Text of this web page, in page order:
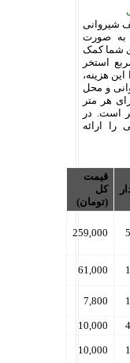
شیروانی
به صورت
شما کمک
استخر
هزینه،
و محل
هر متر
متغیر است. در
را ارائه
قیمت
کل
(تومان)
259,000
61,000
7,800
10,000
10,000